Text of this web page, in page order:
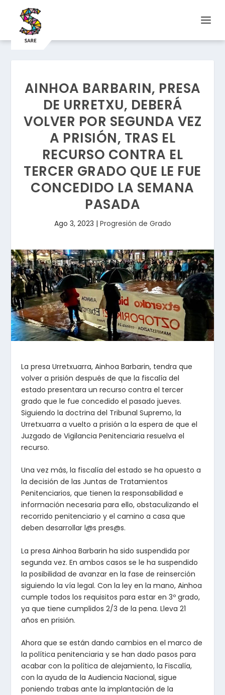
AINHOA BARBARIN, PRESA
DE URRETXU, DEBERÁ
VOLVER POR SEGUNDA VEZ
A PRISIÓN, TRAS EL
RECURSO CONTRA EL
TERCER GRADO QUE LE FUE
CONCEDIDO LA SEMANA
PASADA
Ago 3, 2023 | Progresión de Grado
La presa Urretxuarra, Ainhoa Barbarin, tendra que
volver a prisión después de que la fiscalía del
estado presentara un recurso contra el tercer
grado que le fue concedido el pasado jueves.
Siguiendo la doctrina del Tribunal Supremo, la
Urretxuarra a vuelto a prisión a la espera de que el
Juzgado de Vigilancia Penitenciaria resuelva el
recurso.
Una vez más, la fiscalía del estado se ha opuesto a
la decisión de las Juntas de Tratamientos
Penitenciarios, que tienen la responsabilidad e
información necesaria para ello, obstaculizando el
recorrido penitenciario y el camino a casa que
deben desarrollar l@s pres@s.
La presa Ainhoa Barbarin ha sido suspendida por
segunda vez. En ambos casos se le ha suspendido
la posibilidad de avanzar en la fase de reinserción
siguiendo la vía legal. Con la ley en la mano, Ainhoa
cumple todos los requisitos para estar en 3º grado,
ya que tiene cumplidos 2/3 de la pena. Lleva 21
años en prisión.
Ahora que se están dando cambios en el marco de
la política penitenciaria y se han dado pasos para
acabar con la política de alejamiento, la Fiscalía,
con la ayuda de la Audiencia Nacional, sigue
poniendo trabas ante la implantación de la